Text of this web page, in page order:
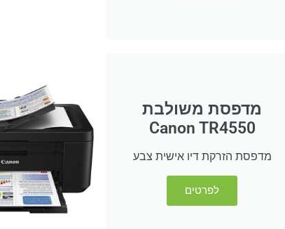
מדפסת משולבת
Canon TR4550
מדפסת הזרקת דיו אישית צבע
לפרטים